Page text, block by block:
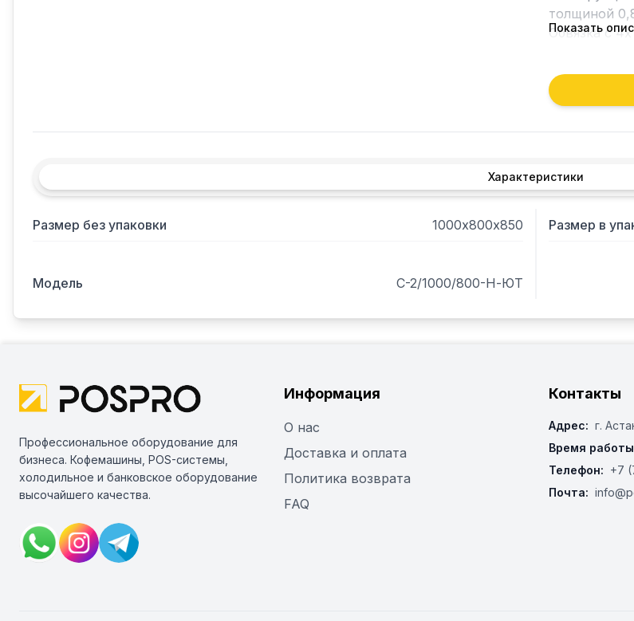
толщиной
Обвязка с
Показать
Характеристики
Размер без упаковки 1000х800х850 Размер в
Модель С-2/1000/800-Н-ЮТ
Профессиональное оборудование для
бизнеса. Кофемашины, POS-системы,
холодильное и банковское оборудование
высочайшего качества.
Информация
О нас
Доставка и оплата
Политика возврата
FAQ
Контакты
Адрес: г.
Время
Телефон: +7
Почта: